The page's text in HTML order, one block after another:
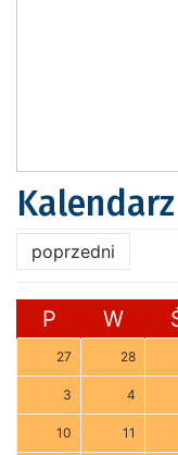
poprzedni
P W
27 28
3 4
10 11